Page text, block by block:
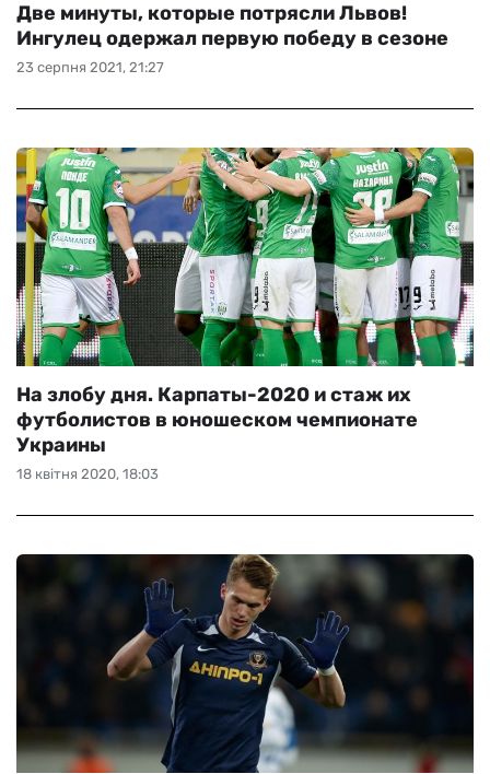
23 серпня 2021, 21:27
Две минуты, которые потрясли Львов!
Ингулец одержал первую победу в сезоне
18 квітня 2020, 18:03
На злобу дня. Карпаты-2020 и стаж их
футболистов в юношеском чемпионате
Украины